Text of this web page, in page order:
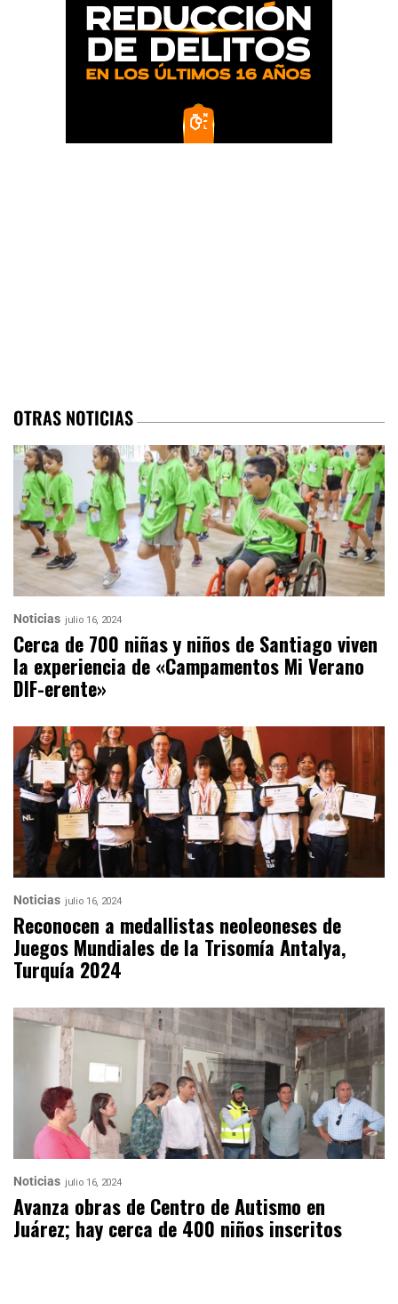
OTRAS NOTICIAS
Noticias julio 16, 2024
Cerca de 700 niñas y niños de Santiago viven
la experiencia de «Campamentos Mi Verano
DIF-erente»
Noticias julio 16, 2024
Reconocen a medallistas neoleoneses de
Juegos Mundiales de la Trisomía Antalya,
Turquía 2024
Noticias julio 16, 2024
Avanza obras de Centro de Autismo en
Juárez; hay cerca de 400 niños inscritos